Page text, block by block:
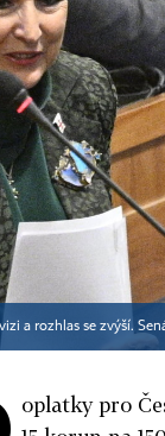
a rozhlas se zvýší.
oplatky pro